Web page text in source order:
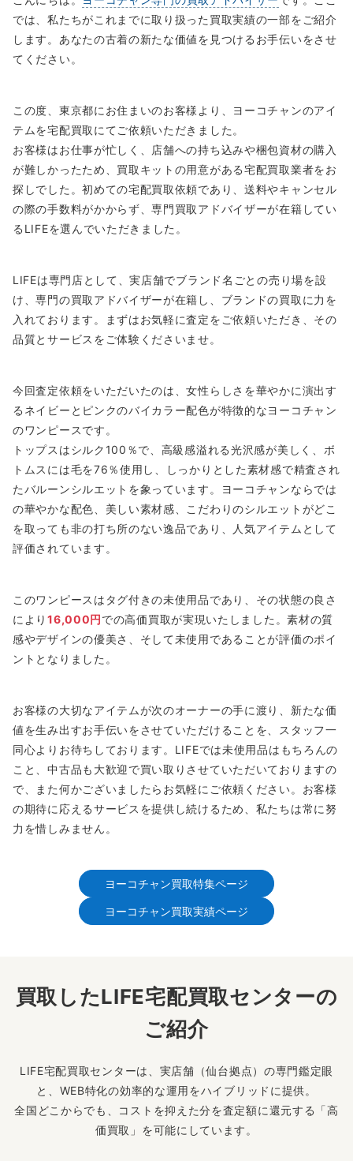
では、私たちがこれまでに取り扱った買取実績の一部をご紹介
します。あなたの古着の新たな価値を見つけるお手伝いをさせ
てください。
この度、東京都にお住まいのお客様より、ヨーコチャンのアイ
テムを宅配買取にてご依頼いただきました。
お客様はお仕事が忙しく、店舗への持ち込みや梱包資材の購入
が難しかったため、買取キットの用意がある宅配買取業者をお
探しでした。初めての宅配買取依頼であり、送料やキャンセル
の際の手数料がかからず、専門買取アドバイザーが在籍してい
るLIFEを選んでいただきました。
LIFEは専門店として、実店舗でブランド名ごとの売り場を設
け、専門の買取アドバイザーが在籍し、ブランドの買取に力を
入れております。まずはお気軽に査定をご依頼いただき、その
品質とサービスをご体験くださいませ。
今回査定依頼をいただいたのは、女性らしさを華やかに演出す
るネイビーとピンクのバイカラー配色が特徴的なヨーコチャン
のワンピースです。
トップスはシルク100％で、高級感溢れる光沢感が美しく、ボ
トムスには毛を76％使用し、しっかりとした素材感で精査され
たバルーンシルエットを象っています。ヨーコチャンならでは
の華やかな配色、美しい素材感、こだわりのシルエットがどこ
を取っても非の打ち所のない逸品であり、人気アイテムとして
評価されています。
このワンピースはタグ付きの未使用品であり、その状態の良さ
により16,000円での高価買取が実現いたしました。素材の質
感やデザインの優美さ、そして未使用であることが評価のポイ
ントとなりました。
お客様の大切なアイテムが次のオーナーの手に渡り、新たな価
値を生み出すお手伝いをさせていただけることを、スタッフ一
同心よりお待ちしております。LIFEでは未使用品はもちろんの
こと、中古品も大歓迎で買い取りさせていただいておりますの
で、また何かございましたらお気軽にご依頼ください。お客様
の期待に応えるサービスを提供し続けるため、私たちは常に努
力を惜しみません。
ヨーコチャン買取特集ページ
ヨーコチャン買取実績ページ
買取したLIFE宅配買取センターの
ご紹介
LIFE宅配買取センターは、実店舗（仙台拠点）の専門鑑定眼
と、WEB特化の効率的な運用をハイブリッドに提供。
全国どこからでも、コストを抑えた分を査定額に還元する「高
価買取」を可能にしています。